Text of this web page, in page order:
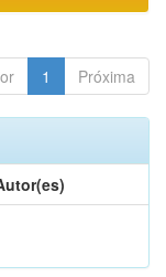
1 Próxima